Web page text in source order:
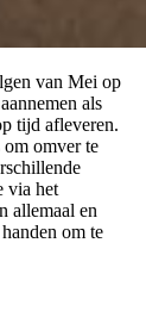
van Mei op
als
tijd afleveren.
om omver te
via het
allemaal en
om te